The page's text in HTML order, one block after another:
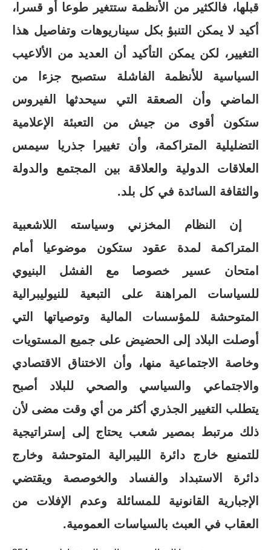
قبلها، فالكثير من الأنظمة ستتغير طوعا أو قسرا،
أكيد لا يمكن التنبؤ بكل سيناريوهات وتفاصيل هذا
التغيير، لكن يمكن التأكيد أن العديد من الألاعيب
السياسية للأنظمة الفاشلة ستصبح جزءا من
الماضي وأن الصعقة التي سيحدثها الفيروس
ستكون أقوى من جيش من التعبئة الإعلامية
التضليلية المتراكمة، وأن تغييرا جذريا سيمس
العلاقات الدولية والعلاقة بين المجتمع والدولة
والثقافة السائدة في كل بلد.
إن النظام المخزني وسياسته اللاشعبية
المتراكمة لمدة عقود ستكون موضوعيا أمام
امتحان عسير خصوصا مع الفشل البنيوي
للسياسات المراهنة على التبعية للنيوليبرالية
المتوحشة للمؤسسات المالية وتوصياتها التي
أوصلت البلاد إلى الحضيض على جميع المستويات
وخاصة الاجتماعية منها، وأن الاختناق الاقتصادي
والاجتماعي والسياسي والصحي للبلاد أصبح
يتطلب التغيير الجذري أكثر من أي وقت مضى لأن
ذلك مرتبط بمصير شعب يحتاج إلى إستراتيجية
للتمنيع خارج دائرة الليبرالية المتوحشة وخارج
دائرة الاستبداد والفساد والخوصصة ويقتضي
الإجبارية القانونية للمسائلة وعدم الإفلات من
العقاب في العبث بالسياسات العمومية.